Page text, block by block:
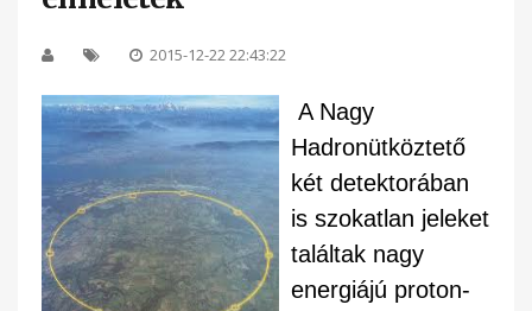
2015-12-22 22:43:22
A Nagy
Hadronütköztető
két detektorában
is szokatlan jeleket
találtak nagy
energiájú proton-